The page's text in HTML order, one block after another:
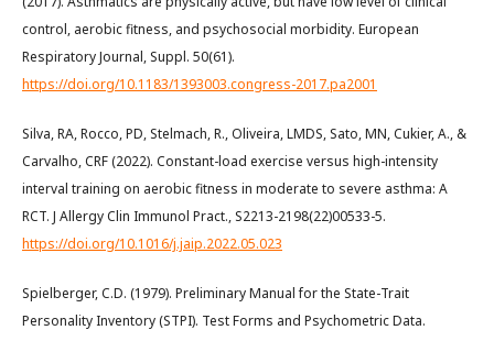
control, aerobic fitness, and psychosocial morbidity. European
Respiratory Journal, Suppl. 50(61).
https://doi.org/10.1183/1393003.congress-2017.pa2001
Silva, RA, Rocco, PD, Stelmach, R., Oliveira, LMDS, Sato, MN, Cukier, A., &
Carvalho, CRF (2022). Constant-load exercise versus high-intensity
interval training on aerobic fitness in moderate to severe asthma: A
RCT. J Allergy Clin Immunol Pract., S2213-2198(22)00533-5.
https://doi.org/10.1016/j.jaip.2022.05.023
Spielberger, C.D. (1979). Preliminary Manual for the State-Trait
Personality Inventory (STPI). Test Forms and Psychometric Data.